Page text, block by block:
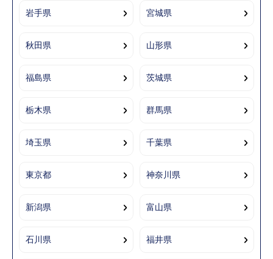
岩手県 宮城県
秋田県 山形県
福島県 茨城県
栃木県 群馬県
埼玉県 千葉県
東京都 神奈川県
新潟県 富山県
石川県 福井県